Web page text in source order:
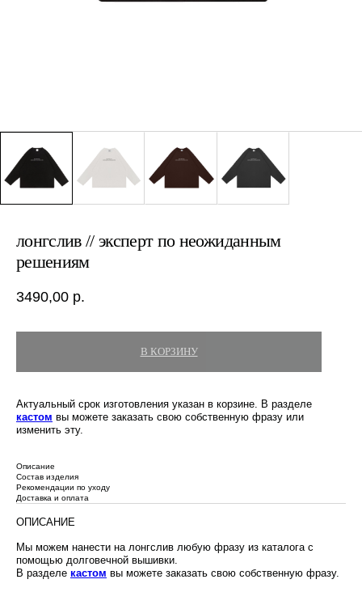
лонгслив // эксперт по неожиданным
решениям
3490,00 р.
В КОРЗИНУ
Актуальный срок изготовления указан в корзине. В разделе
кастом вы можете заказать свою собственную фразу или
изменить эту.
Описание
Состав изделия
Рекомендации по уходу
Доставка и оплата
ОПИСАНИЕ
Мы можем нанести на лонгслив любую фразу из каталога с
помощью долговечной вышивки.
В разделе кастом вы можете заказать свою собственную фразу.